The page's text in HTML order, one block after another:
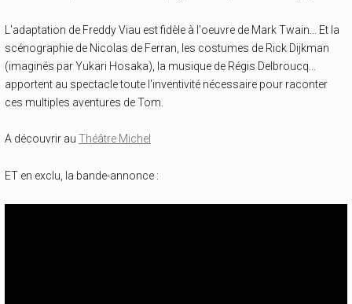
L'adaptation de Freddy Viau est fidèle à l'oeuvre de Mark Twain... Et la
scénographie de Nicolas de Ferran, les costumes de Rick Dijkman
(imaginés par Yukari Hosaka), la musique de Régis Delbroucq...
apportent au spectacle toute l'inventivité nécessaire pour raconter
ces multiples aventures de Tom.
A découvrir au Théâtre Michel
ET en exclu, la bande-annonce :